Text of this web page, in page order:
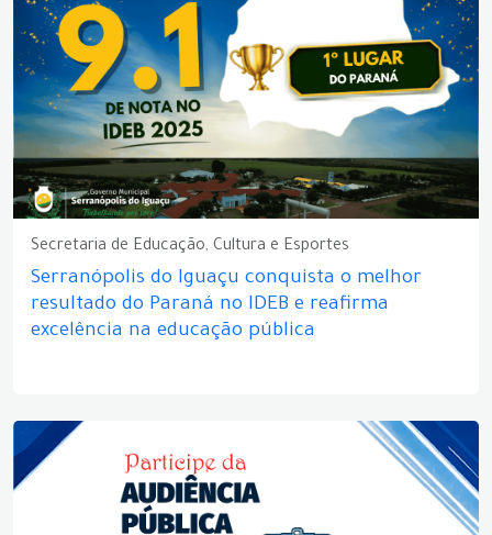
Secretaria de Educação, Cultura e Esportes
Serranópolis do Iguaçu conquista o melhor
resultado do Paraná no IDEB e reafirma
excelência na educação pública